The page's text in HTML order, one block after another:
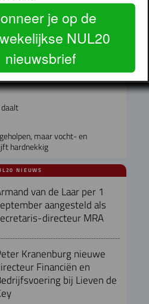
van marktfalen”
omvang woningcorporatie en
maar vocht- en
hardnekkig
NIEUWS
van de Laar per 1
aangesteld als
directeur MRA
Kranenburg nieuwe
Financiën en
bij Lieven de
je op de
NUL20
nieuwsbrief